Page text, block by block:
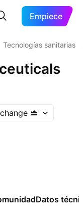
Empiece
Tecnologías sanitarias
Datos